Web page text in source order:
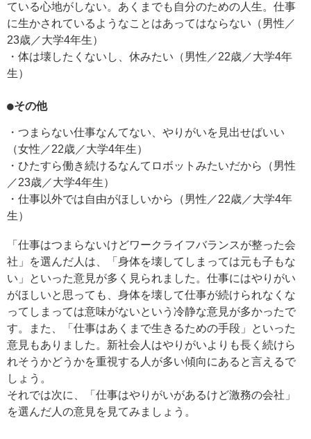
ている心地がしない。あくまでも自分のための人生。仕事
に生かされているようなことはあってはならない（男性／
23歳／大学4年生）
・体は壊したくないし、休みたい（男性／22歳／大学4年
生）
●その他
・つまらない仕事なんてない、やりがいを見出せばいい
（女性／22歳／大学4年生）
・ひたすら働き続けるなんてロボットみたいだから（男性
／23歳／大学4年生）
・仕事以外では自由がほしいから（男性／22歳／大学4年
生）
「仕事はつまらないけどワークライフバランスが整った会
社」を選んだ人は、「身体を壊してしまっては元も子もな
い」といった意見が多く見られました。仕事にはやりがい
がほしいと思っても、身体を壊して仕事が続けられなくな
ってしまっては意味がないという冷静な意見が多かったで
す。また、「仕事はあくまで生きるための手段」といった
意見もありました。新社会人はやりがいよりも長く続けら
れそうかどうかを重視する人が多い傾向にあると言えるで
しょう。
それでは次に、「仕事はやりがいがあるけど激務の会社」
を選んだ人の意見を見てみましょう。